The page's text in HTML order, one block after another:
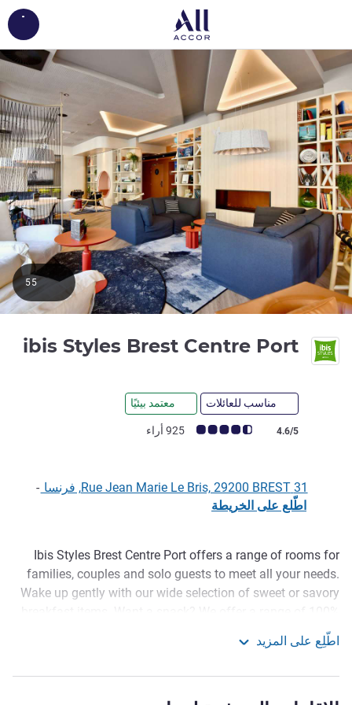
ibis Styles Brest Centre Port
مناسب للعائلات معتمد بيئيًا
ملاحظة أراء العملاء (رأي ALL)
4.6/5 925 أراء
55
31 Rue Jean Marie Le Bris, 29200 BREST, فرنسا
-
اطّلع على الخريطة
الوصف
Ibis Styles Brest Centre Port offers a range of rooms for
families, couples and solo guests to meet all your needs.
Wake up gently with our wide selection of sweet or savory
Breton dishes in jars available 24 hours a day. The hotel
bar offers a wide selection of drinks for guests of all ages.
The ibis Styles Brest Port hotel is ideal for visiting Brest,
the Ateliers des Capucins via the famous cable car, the
اطّلِع على المزيد